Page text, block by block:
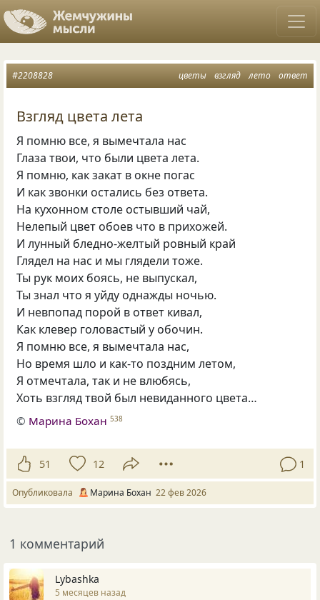
цветы взгляд лето ответ
#2208828
Взгляд цвета лета
Я помню все, я вымечтала нас
Глаза твои, что были цвета лета.
Я помню, как закат в окне погас
И как звонки остались без ответа.
На кухонном столе остывший чай,
Нелепый цвет обоев что в прихожей.
И лунный бледно-желтый ровный край
Глядел на нас и мы глядели тоже.
Ты рук моих боясь, не выпускал,
Ты знал что я уйду однажды ночью.
И невпопад порой в ответ кивал,
Как клевер головастый у обочин.
Я помню все, я вымечтала нас,
Но время шло и как-то поздним летом,
Я отмечтала, так и не влюбясь,
Хоть взгляд твой был невиданного цвета…
© Марина Бохан 538
51 12 1
Опубликовала Марина Бохан 22 фев 2026
1 комментарий
Lybashka
5 месяцев назад